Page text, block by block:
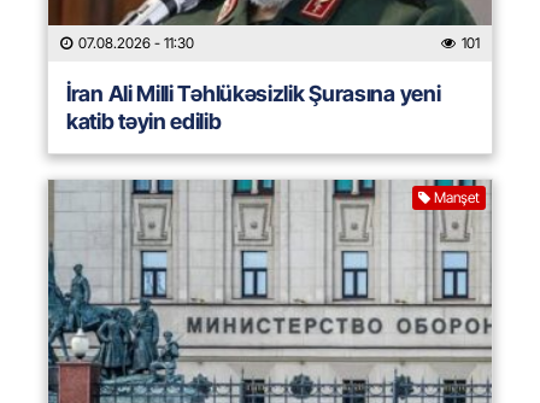
07.08.2026 - 11:30 101
İran Ali Milli Təhlükəsizlik Şurasına yeni
katib təyin edilib
Manşet